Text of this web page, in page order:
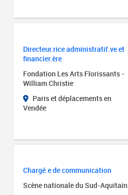
Directeur.rice administratif.ve et
financier.ère
Fondation Les Arts Florissants -
William Christie
Paris et déplacements en
Vendée
Chargé.e de communication
Scène nationale du Sud-Aquitain